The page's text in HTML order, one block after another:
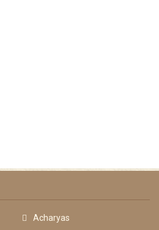
Acharyas